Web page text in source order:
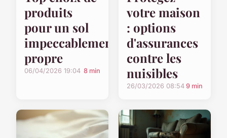
produits
pour un sol
impeccablement
propre
06/04/2026 19:04 8 min
votre maison
: options
d'assurances
contre les
nuisibles
26/03/2026 08:54 9 min